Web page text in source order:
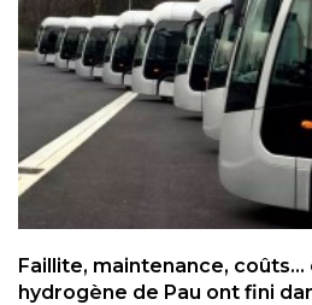
Faillite, maintenance,
hydrogène de Pau ont fini